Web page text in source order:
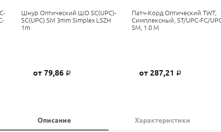
Шнур Оптический ШО SC(UPC)-
SC(UPC) SM 3mm Simplex LSZH
1m
от 79,86 Р
Патч-Корд Оптический TWT,
Симплексный, ST/UPC-FC/
SM, 1.0 М
от 287,21 Р
Описание Характеристики